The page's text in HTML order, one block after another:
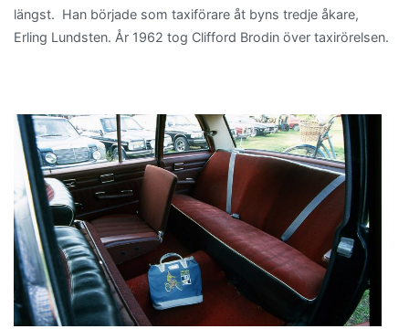
längst. Han började som taxiförare åt byns tredje åkare,
Erling Lundsten. År 1962 tog Clifford Brodin över taxirörelsen.